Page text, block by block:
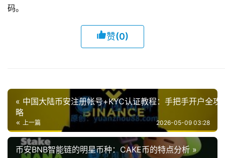
码。
赞(0)
« 中国大陆币安注册帐号+KYC认证教程：手把手开户全攻
略
上一篇 2026-05-09 03:28
币安BNB智能链的明星币种：CAKE币的特点分析 »